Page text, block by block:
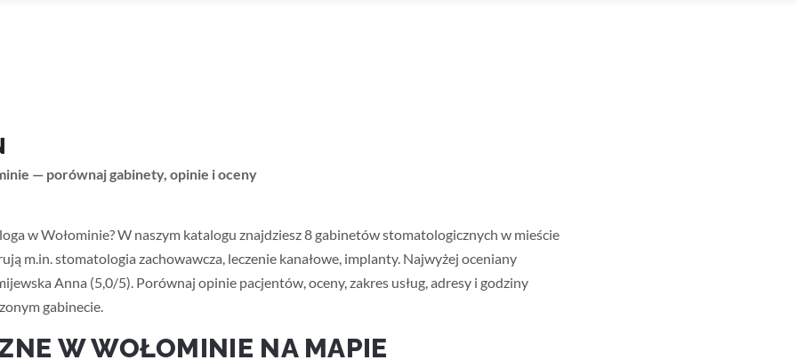
— porównaj gabinety, opinie i oceny
w Wołominie? W naszym katalogu znajdziesz 8 gabinetów stomatologicznych w mieście
m.in. stomatologia zachowawcza, leczenie kanałowe, implanty. Najwyżej oceniany
Anna (5,0/5). Porównaj opinie pacjentów, oceny, zakres usług, adresy i godziny
gabinecie.
W WOŁOMINIE NA MAPIE